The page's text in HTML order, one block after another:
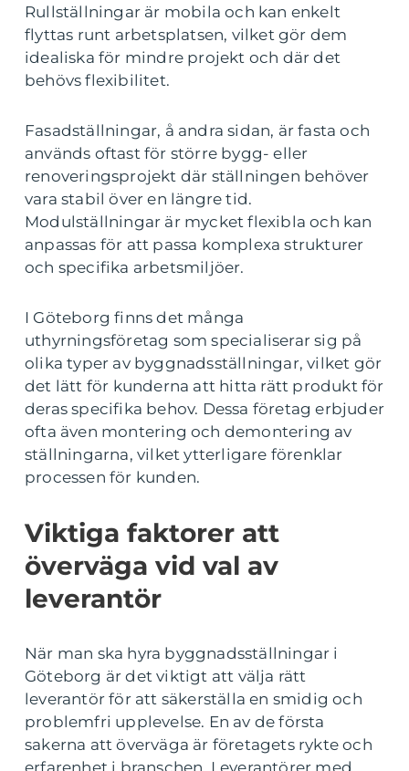
Rullställningar är mobila och kan enkelt
flyttas runt arbetsplatsen, vilket gör dem
idealiska för mindre projekt och där det
behövs flexibilitet.
Fasadställningar, å andra sidan, är fasta och
används oftast för större bygg- eller
renoveringsprojekt där ställningen behöver
vara stabil över en längre tid.
Modulställningar är mycket flexibla och kan
anpassas för att passa komplexa strukturer
och specifika arbetsmiljöer.
I Göteborg finns det många
uthyrningsföretag som specialiserar sig på
olika typer av byggnadsställningar, vilket gör
det lätt för kunderna att hitta rätt produkt för
deras specifika behov. Dessa företag erbjuder
ofta även montering och demontering av
ställningarna, vilket ytterligare förenklar
processen för kunden.
Viktiga faktorer att
överväga vid val av
leverantör
När man ska hyra byggnadsställningar i
Göteborg är det viktigt att välja rätt
leverantör för att säkerställa en smidig och
problemfri upplevelse. En av de första
sakerna att överväga är företagets rykte och